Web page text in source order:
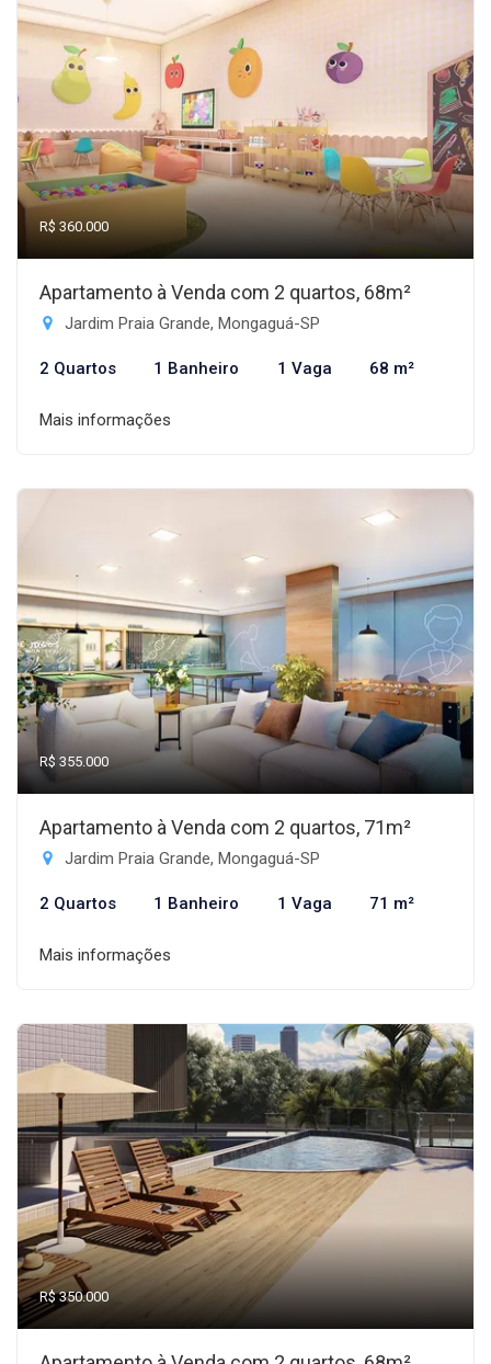
R$ 360.000
Apartamento à Venda com 2 quartos, 68m²
Jardim Praia Grande, Mongaguá-SP
2 Quartos 1 Banheiro 1 Vaga 68 m²
Mais informações
R$ 355.000
Apartamento à Venda com 2 quartos, 71m²
Jardim Praia Grande, Mongaguá-SP
2 Quartos 1 Banheiro 1 Vaga 71 m²
Mais informações
R$ 350.000